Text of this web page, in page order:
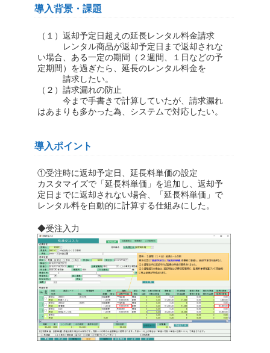
導入背景・課題
（１）返却予定日超えの延長レンタル料金請求
レンタル商品が返却予定日まで返却されな
い場合、ある一定の期間（２週間、１日などの予
定期間）を過ぎたら、延長のレンタル料金を
請求したい。
（２）請求漏れの防止
今まで手書きで計算していたが、請求漏れ
はあまりも多かった為、システムで対応したい。
導入ポイント
①受注時に返却予定日、延長料単価の設定
カスタマイズで「延長料単価」を追加し、返却予
定日までに返却されない場合、「延長料単価」で
レンタル料を自動的に計算する仕組みにした。
◆受注入力